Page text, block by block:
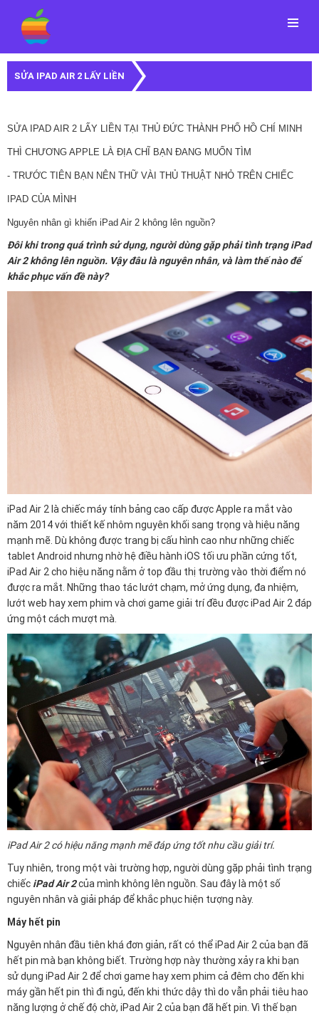
Menu
SỬA IPAD AIR 2 LẤY LIỀN
SỬA IPAD AIR 2 LẤY LIỀN TẠI THỦ ĐỨC THÀNH PHỐ HỒ CHÍ MINH
THÌ CHƯƠNG APPLE LÀ ĐỊA CHĨ BẠN ĐANG MUỐN TÌM
- TRƯỚC TIÊN BẠN NÊN THỮ VÀI THỦ THUẬT NHỎ TRÊN CHIẾC
IPAD CỦA MÌNH
Nguyên nhân gì khiến iPad Air 2 không lên nguồn?
Đôi khi trong quá trình sử dụng, người dùng gặp phải tình trạngiPad
Air 2 không lên nguồn. Vậy đâu là nguyên nhân, và làm thế nào để
khắc phục vấn đề này?
iPad Air 2 là chiếc máy tính bảng cao cấp được Apple ra mắt vào
năm 2014 với thiết kế nhôm nguyên khối sang trọng và hiệu năng
mạnh mẽ. Dù không được trang bị cấu hình cao như những chiếc
tablet Android nhưng nhờ hệ điều hành iOS tối ưu phần cứng tốt,
iPad Air 2 cho hiệu năng nằm ở top đầu thị trường vào thời điểm nó
được ra mắt. Những thao tác lướt chạm, mở ứng dụng, đa nhiệm,
lướt web hay xem phim và chơi game giải trí đều được iPad Air 2 đáp
ứng một cách mượt mà.
iPad Air 2 có hiệu năng mạnh mẽ đáp ứng tốt nhu cầu giải trí.
Tuy nhiên, trong một vài trường hợp, người dùng gặp phải tình trạng
chiếc iPad Air 2của mình không lên nguồn. Sau đây là một số
nguyên nhân và giải pháp để khắc phục hiện tượng này.
Máy hết pin
Nguyên nhân đầu tiên khá đơn giản, rất có thể iPad Air 2 của bạn đã
hết pin mà bạn không biết. Trường hợp này thường xảy ra khi bạn
sử dụng iPad Air 2 để chơi game hay xem phim cả đêm cho đến khi
máy gần hết pin thì đi ngủ, đến khi thức dậy thì do vẫn phải tiêu hao
năng lượng ở chế độ chờ, iPad Air 2 của bạn đã hết pin. Vì thế bạn